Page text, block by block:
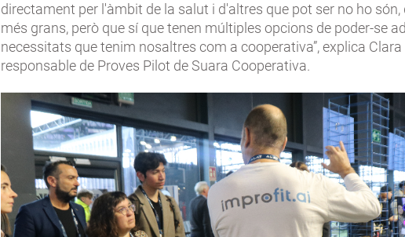
directament per l'àmbit de la salut i d'altres que pot ser no ho són,
més grans, però que sí que tenen múltiples opcions de poder-se
necessitats que tenim nosaltres com a cooperativa”, explica Clara
responsable de Proves Pilot de Suara Cooperativa.